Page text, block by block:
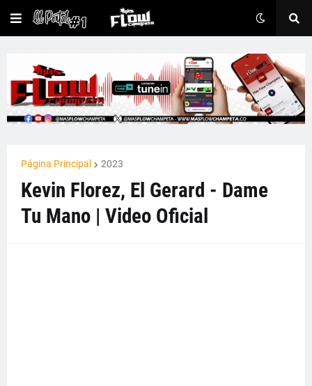
Página Principal 2023
Kevin Florez, El Gerard - Dame
Tu Mano | Video Oficial